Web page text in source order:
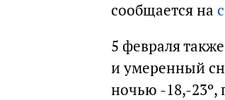
сообщается на
5 февраля
и умеренный
ночью -18,-23º,